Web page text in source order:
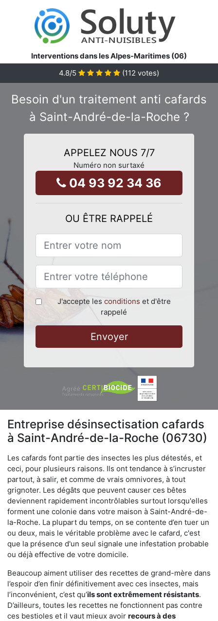
Interventions dans les Alpes-Maritimes (06)
4.8/5 (112 votes)
Besoin d'un traitement anti cafards
à Saint-André-de-la-Roche ?
APPELEZ NOUS 7/7
Numéro non surtaxé
04 93 92 34 36
OU ÊTRE RAPPELÉ
J'accepte les conditions et d'être
rappelé
Envoyer
Entreprise désinsectisation cafards
à Saint-André-de-la-Roche (06730)
Les cafards font partie des insectes les plus détestés, et
ceci, pour plusieurs raisons. Ils ont tendance à s’incruster
partout, à salir, et comme de vrais omnivores, à tout
grignoter. Les dégâts que peuvent causer ces bêtes
deviennent rapidement incontrôlables surtout lorsqu'elles
forment une colonie dans votre maison à Saint-André-de-
la-Roche. La plupart du temps, on se contente d’en tuer un
ou deux, mais le véritable problème avec le cafard, c'est
que la présence d'un seul signale une infestation probable
ou déjà effective de votre domicile.
Beaucoup aiment utiliser des recettes de grand-mère dans
l’espoir d’en finir définitivement avec ces insectes, mais
l’inconvénient, c’est qu’ils sont extrêmement résistants.
D’ailleurs, toutes les recettes ne fonctionnent pas contre
ces bestioles et il vaut mieux avoir recours à des